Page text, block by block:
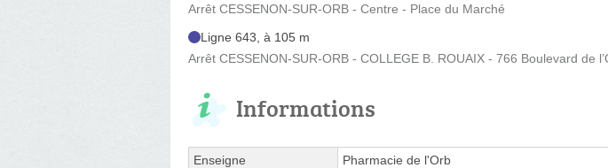
Arrêt CESSENON-SUR-ORB - Centre - Place du Marché
Ligne 643, à 105 m
Arrêt CESSENON-SUR-ORB - COLLEGE B. ROUAIX - 766 Boulevard de
Informations
Enseigne
Pharmacie de l'Orb